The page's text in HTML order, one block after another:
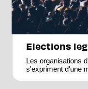
Elections
Les organisations
s'expriment d'une